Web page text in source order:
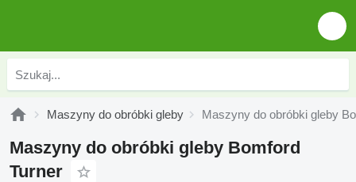
Maszyny do obróbki gleby Maszyny do obróbki gleby
Maszyny do obróbki gleby Bomford
Turner